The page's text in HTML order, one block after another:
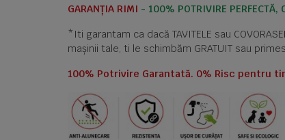
GARANȚIA RIMI - 100% POTRIVIRE PERFECTĂ,
*Iti garantam ca dacă TAVITELE sau
mașinii tale, ti le schimbăm GRATUIT sau
100% Potrivire Garantată. 0% Risc pentru